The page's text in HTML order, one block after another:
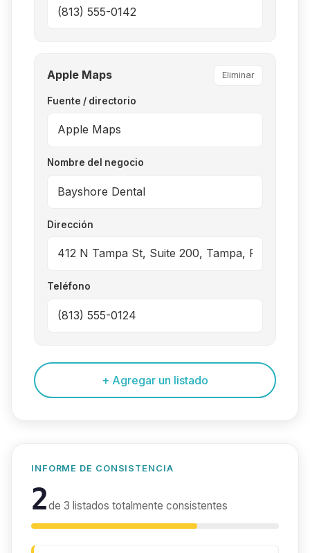
Apple Maps Eliminar
Fuente / directorio
Nombre del negocio
Dirección
Teléfono
+ Agregar un listado
INFORME DE CONSISTENCIA
2de 3 listados totalmente consistentes